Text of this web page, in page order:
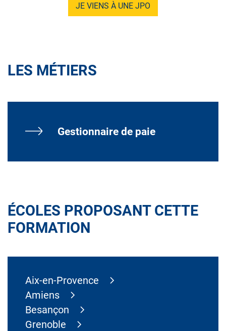
JE VIENS À UNE JPO
LES MÉTIERS
Gestionnaire de paie
ÉCOLES PROPOSANT CETTE
FORMATION
Aix-en-Provence
Amiens
Besançon
Grenoble